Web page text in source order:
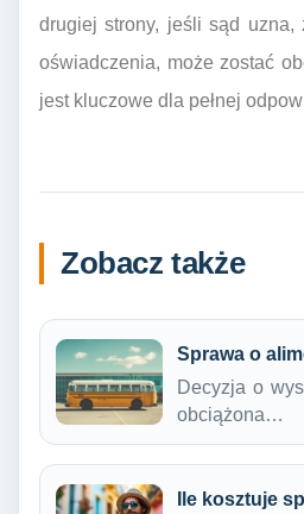
drugiej strony, jeśli sąd uzna,
oświadczenia, może zostać
jest kluczowe dla pełnej
Zobacz także
Sprawa o
Decyzja o
obciążona…
Ile kosztuje